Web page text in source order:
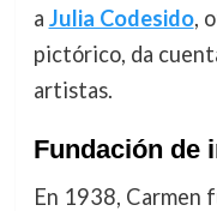
a Julia Codesido,
pictórico, da
artistas.
Fundación de
En 1938, Carmen